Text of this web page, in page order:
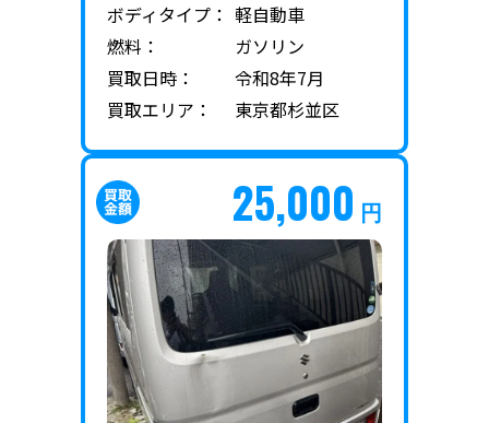
ボディタイプ： 軽自動車
燃料：
ガソリン
買取日時：
令和8年7月
買取エリア：
東京都杉並区
25,000 円